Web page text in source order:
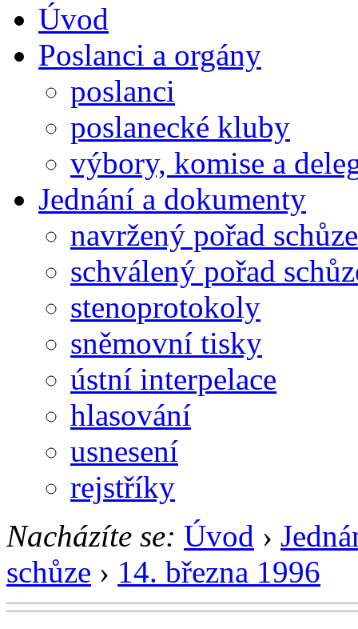
Úvod
Poslanci a orgány
poslanci
poslanecké kluby
výbory, komise a
Jednání a dokumenty
navržený pořad schůze
schválený pořad
stenoprotokoly
sněmovní tisky
ústní interpelace
hlasování
usnesení
rejstříky
Nacházíte se: Úvod ›
schůze › 14. března 1996